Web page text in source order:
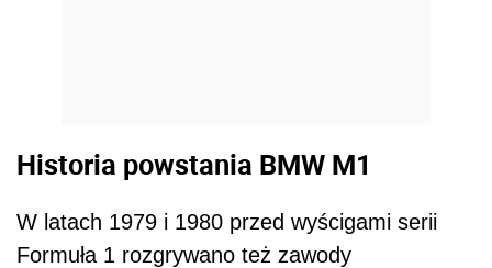
Historia powstania BMW M1
W latach 1979 i 1980 przed wyścigami serii
Formuła 1 rozgrywano też zawody